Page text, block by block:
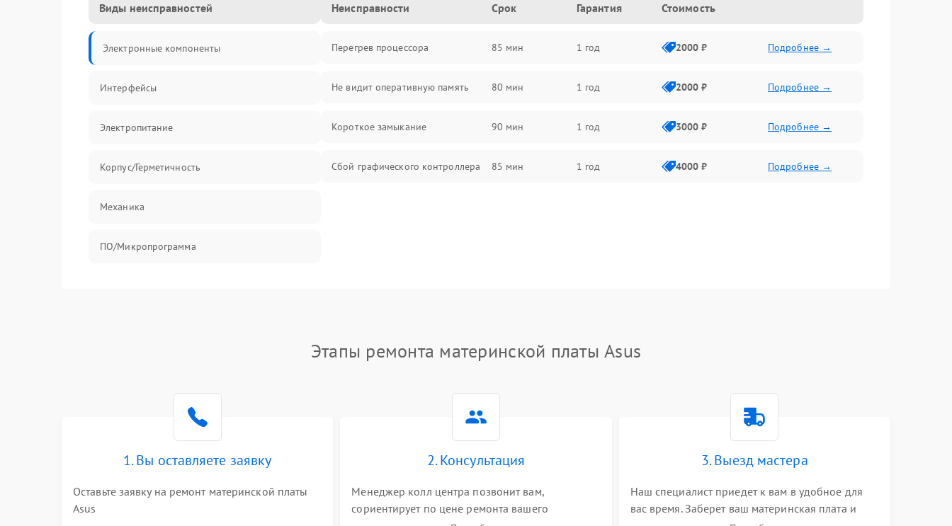
Виды неисправностей
Электронные компоненты
Интерфейсы
Электропитание
Корпус/Герметичность
Механика
ПО/Микропрограмма
Неисправности Срок Гарантия Стоимость
Перегрев процессора 85 мин 1 год 2000 ₽ Подробнее →
Не видит оперативную память 80 мин 1 год 2000 ₽ Подробнее →
Короткое замыкание 90 мин 1 год 3000 ₽ Подробнее →
Сбой графического контроллера 85 мин 1 год 4000 ₽ Подробнее →
Этапы ремонта материнской платы Asus
1. Вы оставляете заявку
Оставьте заявку на ремонт материнской платы
Asus
2. Консультация
Менеджер колл центра позвонит вам,
сориентирует по цене ремонта вашего
3. Выезд мастера
Наш специалист приедет к вам в удобное для
вас время. Заберет ваш материнская плата и